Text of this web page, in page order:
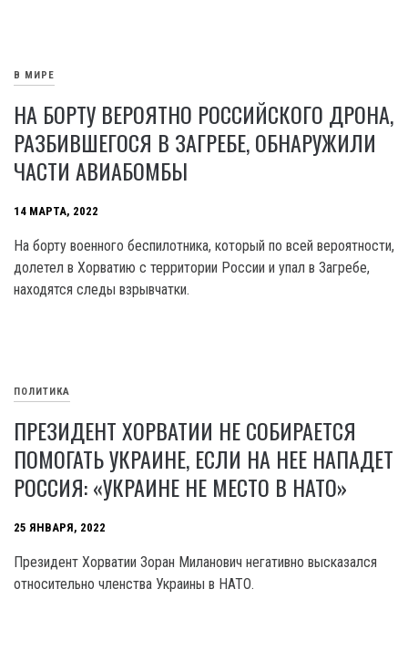
В МИРЕ
НА БОРТУ ВЕРОЯТНО РОССИЙСКОГО ДРОНА,
РАЗБИВШЕГОСЯ В ЗАГРЕБЕ, ОБНАРУЖИЛИ
ЧАСТИ АВИАБОМБЫ
14 МАРТА, 2022
На борту военного беспилотника, который по всей вероятности,
долетел в Хорватию с территории России и упал в Загребе,
находятся следы взрывчатки.
ПОЛИТИКА
ПРЕЗИДЕНТ ХОРВАТИИ НЕ СОБИРАЕТСЯ
ПОМОГАТЬ УКРАИНЕ, ЕСЛИ НА НЕЕ НАПАДЕТ
РОССИЯ: «УКРАИНЕ НЕ МЕСТО В НАТО»
25 ЯНВАРЯ, 2022
Президент Хорватии Зоран Миланович негативно высказался
относительно членства Украины в НАТО.